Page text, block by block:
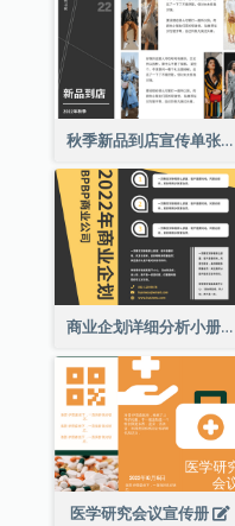
秋季新品到店宣传单张(附图)
商业企划详细分析小册子
医学研究会议宣传册